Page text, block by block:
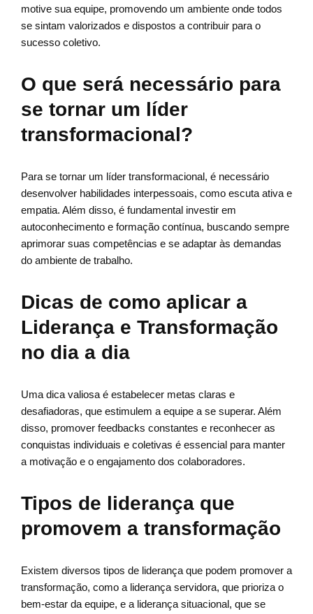
motive sua equipe, promovendo um ambiente onde todos
se sintam valorizados e dispostos a contribuir para o
sucesso coletivo.
O que será necessário para
se tornar um líder
transformacional?
Para se tornar um líder transformacional, é necessário
desenvolver habilidades interpessoais, como escuta ativa e
empatia. Além disso, é fundamental investir em
autoconhecimento e formação contínua, buscando sempre
aprimorar suas competências e se adaptar às demandas
do ambiente de trabalho.
Dicas de como aplicar a
Liderança e Transformação
no dia a dia
Uma dica valiosa é estabelecer metas claras e
desafiadoras, que estimulem a equipe a se superar. Além
disso, promover feedbacks constantes e reconhecer as
conquistas individuais e coletivas é essencial para manter
a motivação e o engajamento dos colaboradores.
Tipos de liderança que
promovem a transformação
Existem diversos tipos de liderança que podem promover a
transformação, como a liderança servidora, que prioriza o
bem-estar da equipe, e a liderança situacional, que se